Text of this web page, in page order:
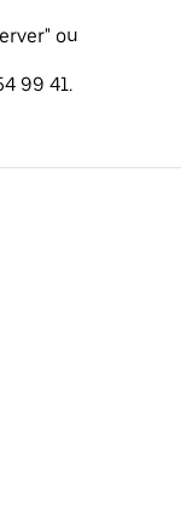
ou
99 41.